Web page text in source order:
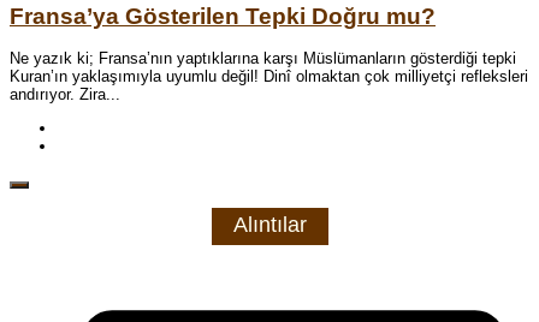
Fransa’ya Gösterilen Tepki Doğru mu?
Ne yazık ki; Fransa’nın yaptıklarına karşı Müslümanların gösterdiği tepki
Kuran’ın yaklaşımıyla uyumlu değil! Dinî olmaktan çok milliyetçi refleksleri
andırıyor. Zira...
Alıntılar